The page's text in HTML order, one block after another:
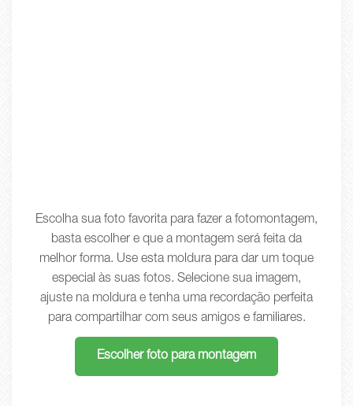
Escolha sua foto favorita para fazer a fotomontagem,
basta escolher e que a montagem será feita da
melhor forma. Use esta moldura para dar um toque
especial às suas fotos. Selecione sua imagem,
ajuste na moldura e tenha uma recordação perfeita
para compartilhar com seus amigos e familiares.
Escolher foto para montagem